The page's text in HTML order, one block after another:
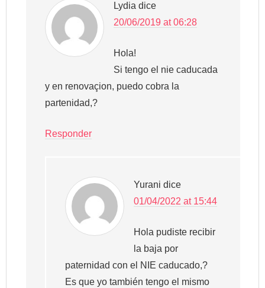
Lydia dice
20/06/2019 at 06:28
Hola!
Si tengo el nie caducada
y en renovaçion, puedo cobra la
partenidad,?
Responder
Yurani dice
01/04/2022 at 15:44
Hola pudiste recibir
la baja por
paternidad con el NIE caducado,?
Es que yo también tengo el mismo